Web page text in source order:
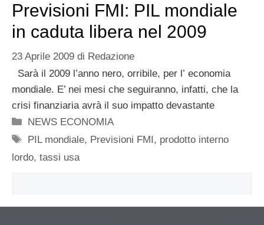
Previsioni FMI: PIL mondiale
in caduta libera nel 2009
23 Aprile 2009 di Redazione
Sarà il 2009 l’anno nero, orribile, per l’ economia
mondiale. E’ nei mesi che seguiranno, infatti, che la
crisi finanziaria avrà il suo impatto devastante
Categorie
NEWS ECONOMIA
Tag
PIL mondiale, Previsioni FMI, prodotto interno
lordo, tassi usa